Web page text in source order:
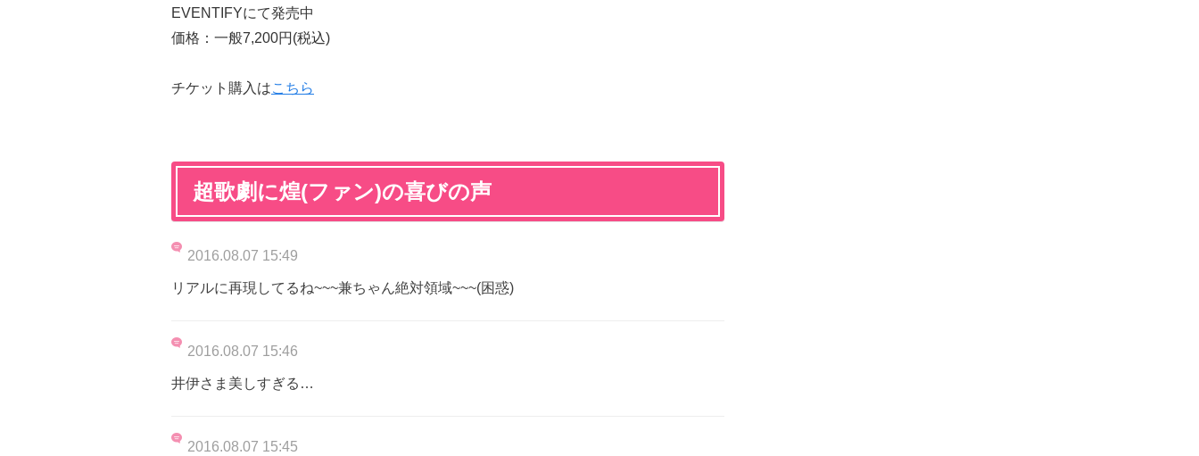
EVENTIFYにて発売中
価格：一般7,200円(税込)
チケット購入はこちら
超歌劇に煌(ファン)の喜びの声
2016.08.07 15:49
リアルに再現してるね~~~兼ちゃん絶対領域~~~(困惑)
2016.08.07 15:46
井伊さま美しすぎる…
2016.08.07 15:45